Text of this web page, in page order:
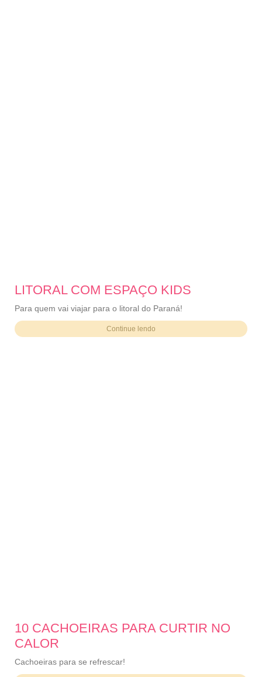
LITORAL COM ESPAÇO KIDS
Para quem vai viajar para o litoral do Paraná!
Continue lendo
10 CACHOEIRAS PARA CURTIR NO
CALOR
Cachoeiras para se refrescar!